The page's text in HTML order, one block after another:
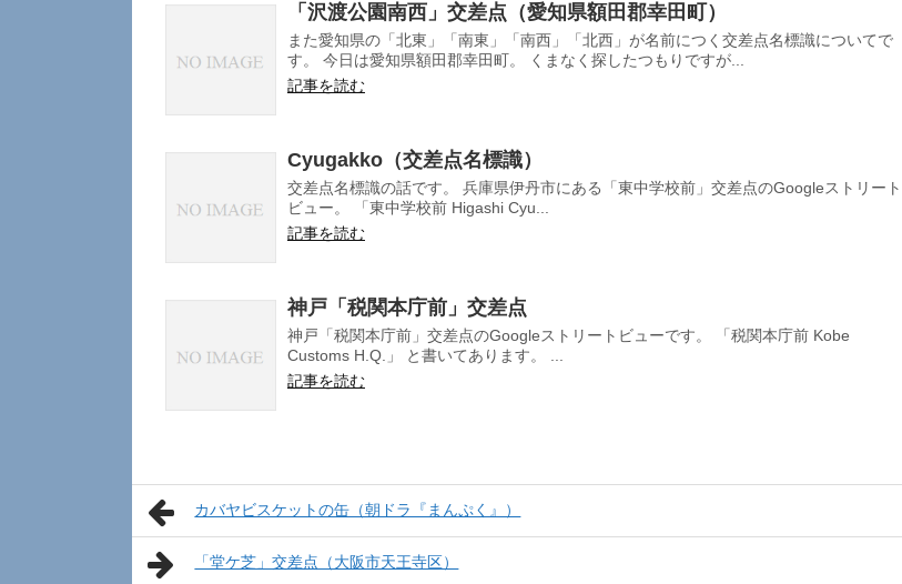
「沢渡公園南西」交差点（愛知県額田郡幸田町）
また愛知県の「北東」「南東」「南西」「北西」が名前につく交差点名標識についてで
す。 今日は愛知県額田郡幸田町。 くまなく探したつもりですが...
記事を読む
Cyugakko（交差点名標識）
交差点名標識の話です。 兵庫県伊丹市にある「東中学校前」交差点のGoogleストリート
ビュー。 「東中学校前 Higashi Cyu...
記事を読む
神戸「税関本庁前」交差点
神戸「税関本庁前」交差点のGoogleストリートビューです。 「税関本庁前 Kobe
Customs H.Q.」 と書いてあります。 ...
記事を読む
カバヤビスケットの缶（朝ドラ『まんぷく』）
「堂ケ芝」交差点（大阪市天王寺区）